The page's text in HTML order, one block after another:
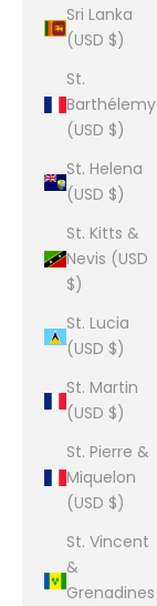
Sri Lanka
(USD $)
St.
Barthélemy
(USD $)
St. Helena
(USD $)
St. Kitts &
Nevis (USD
$)
St. Lucia
(USD $)
St. Martin
(USD $)
St. Pierre &
Miquelon
(USD $)
St. Vincent
&
Grenadines